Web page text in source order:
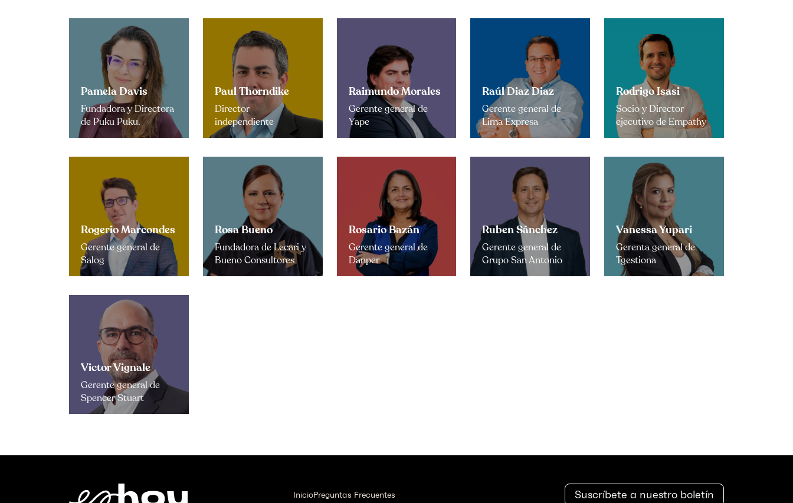
Pamela Davis
Fundadora y Directora
de Puku Puku.
Paul Thorndike
Director
independiente
Raimundo Morales
Gerente general de
Yape
Raúl Diaz Diaz
Gerente general de
Lima Expresa
Rodrigo Isasi
Socio y Director
ejecutivo de Empathy
Rogerio Marcondes
Gerente general de
Salog
Rosa Bueno
Fundadora de Lecari y
Bueno Consultores
Rosario Bazán
Gerente general de
Danper
Ruben Sánchez
Gerente general de
Grupo San Antonio
Vanessa Yupari
Gerenta general de
Tgestiona
Victor Vignale
Gerente general de
Spencer Stuart
InicioPreguntas Frecuentes Suscríbete a nuestro boletín